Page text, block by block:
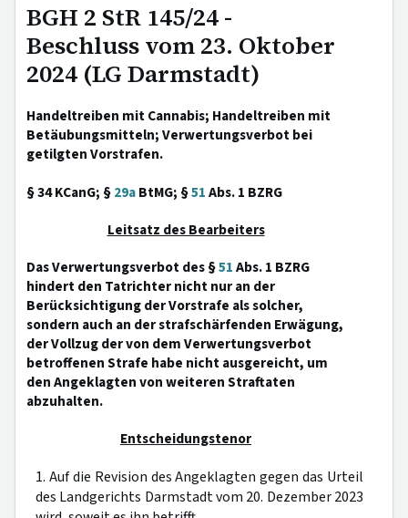
BGH 2 StR 145/24 -
Beschluss vom 23. Oktober
2024 (LG Darmstadt)
Handeltreiben mit Cannabis; Handeltreiben mit
Betäubungsmitteln; Verwertungsverbot bei
getilgten Vorstrafen.
§ 34 KCanG; §29aBtMG; §51Abs. 1 BZRG
Leitsatz des Bearbeiters
Das Verwertungsverbot des §51Abs. 1 BZRG
hindert den Tatrichter nicht nur an der
Berücksichtigung der Vorstrafe als solcher,
sondern auch an der strafschärfenden Erwägung,
der Vollzug der von dem Verwertungsverbot
betroffenen Strafe habe nicht ausgereicht, um
den Angeklagten von weiteren Straftaten
abzuhalten.
Entscheidungstenor
1. Auf die Revision des Angeklagten gegen das Urteil
des Landgerichts Darmstadt vom 20. Dezember 2023